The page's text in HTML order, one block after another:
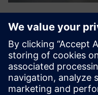
Sensor
Customers looking for a
leverage Attune’s
Attune will create an
monitor, record, &
through...